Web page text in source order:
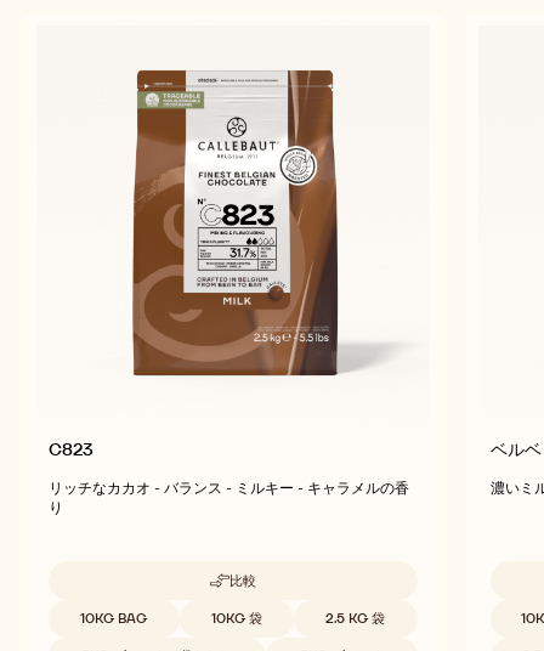
C823
リッチなカカオ - バランス - ミルキー - キャラメルの香
り
比較
-
C823
取扱サイズ
10KG BAG 10KG 袋 2.5 KG 袋
ベル
濃いミ
取扱